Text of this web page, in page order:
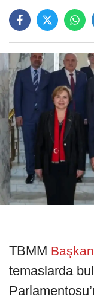
TBMM
temaslarda